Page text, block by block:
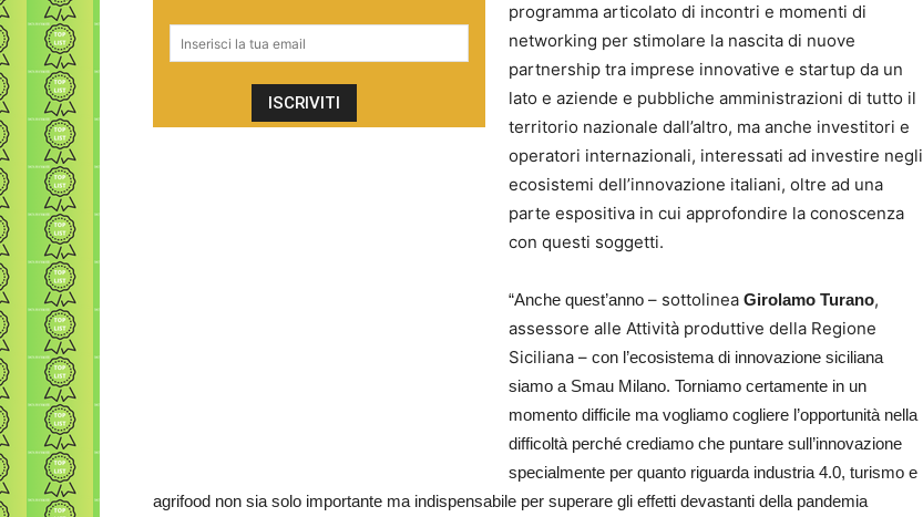
programma articolato di incontri e momenti di
networking per stimolare la nascita di nuove
partnership tra imprese innovative e startup da un
lato e aziende e pubbliche amministrazioni di tutto il
territorio nazionale dall’altro, ma anche investitori e
operatori internazionali, interessati ad investire negli
ecosistemi dell’innovazione italiani, oltre ad una
parte espositiva in cui approfondire la conoscenza
con questi soggetti.
“Anche quest’anno – sottolinea Girolamo Turano,
assessore alle Attività produttive della Regione
Siciliana – con l’ecosistema di innovazione siciliana
siamo a Smau Milano. Torniamo certamente in un
momento difficile ma vogliamo cogliere l’opportunità nella
difficoltà perché crediamo che puntare sull’innovazione
specialmente per quanto riguarda industria 4.0, turismo e
agrifood non sia solo importante ma indispensabile per superare gli effetti devastanti della pandemia